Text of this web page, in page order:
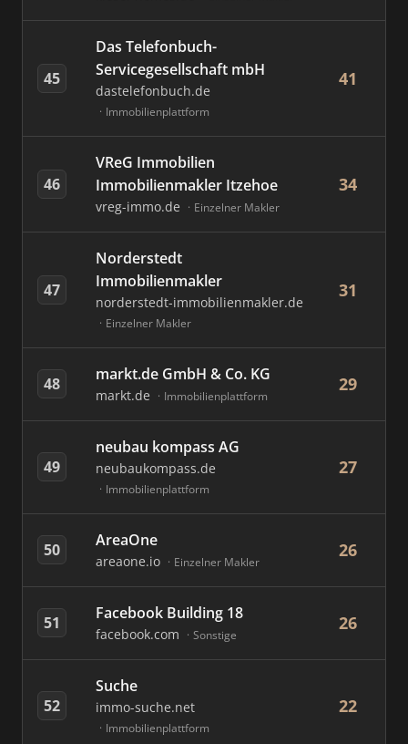
45
Das Telefonbuch-
Servicegesellschaft mbH
dastelefonbuch.de
Immobilienplattform
41
46
VReG Immobilien
Immobilienmakler Itzehoe
vreg-immo.de Einzelner Makler
34
47
Norderstedt
Immobilienmakler
norderstedt-immobilienmakler.de
Einzelner Makler
31
48 markt.de GmbH & Co. KG
markt.de Immobilienplattform
29
49
neubau kompass AG
neubaukompass.de
Immobilienplattform
27
50 AreaOne
areaone.io Einzelner Makler
26
51 Facebook Building 18
facebook.com Sonstige
26
52
Suche
immo-suche.net
Immobilienplattform
22